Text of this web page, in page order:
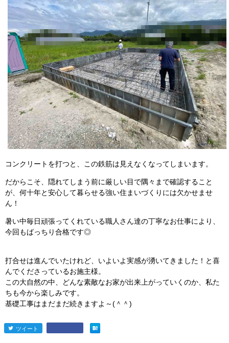
コンクリートを打つと、この鉄筋は見えなくなってしまいます。
だからこそ、隠れてしまう前に厳しい目で隅々まで確認すること
が、何十年と安心して暮らせる強い住まいづくりには欠かせませ
ん！
暑い中毎日頑張ってくれている職人さん達の丁寧なお仕事により、
今回もばっちり合格です◎
打合せは進んでいたけれど、いよいよ実感が湧いてきました！と喜
んでくださっているお施主様。
この大自然の中、どんな素敵なお家が出来上がっていくのか、私た
ちも今から楽しみです。
基礎工事はまだまだ続きますよ～(＾＾)
entry2448
ツイート